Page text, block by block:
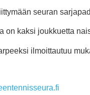
seuran
on kaksi joukkuetta
ilmoittautuu